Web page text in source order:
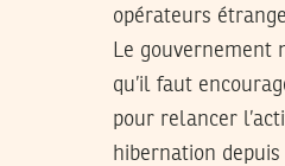
opérateurs
Le gouvernement
qu’il faut
pour relancer
hibernation depuis